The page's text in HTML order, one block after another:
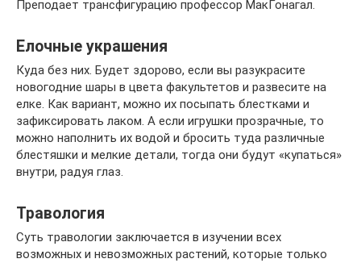
Преподает трансфигурацию профессор МакГонагал.
Елочные украшения
Куда без них. Будет здорово, если вы разукрасите
новогодние шары в цвета факультетов и развесите на
елке. Как вариант, можно их посыпать блестками и
зафиксировать лаком. А если игрушки прозрачные, то
можно наполнить их водой и бросить туда различные
блестяшки и мелкие детали, тогда они будут «купаться»
внутри, радуя глаз.
Травология
Суть травологии заключается в изучении всех
возможных и невозможных растений, которые только